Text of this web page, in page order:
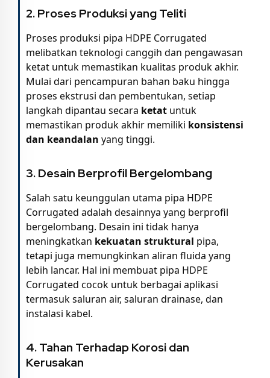
2. Proses Produksi yang Teliti
Proses produksi pipa HDPE Corrugated
melibatkan teknologi canggih dan pengawasan
ketat untuk memastikan kualitas produk akhir.
Mulai dari pencampuran bahan baku hingga
proses ekstrusi dan pembentukan, setiap
langkah dipantau secara ketat untuk
memastikan produk akhir memiliki konsistensi
dan keandalan yang tinggi.
3. Desain Berprofil Bergelombang
Salah satu keunggulan utama pipa HDPE
Corrugated adalah desainnya yang berprofil
bergelombang. Desain ini tidak hanya
meningkatkan kekuatan struktural pipa,
tetapi juga memungkinkan aliran fluida yang
lebih lancar. Hal ini membuat pipa HDPE
Corrugated cocok untuk berbagai aplikasi
termasuk saluran air, saluran drainase, dan
instalasi kabel.
4. Tahan Terhadap Korosi dan
Kerusakan